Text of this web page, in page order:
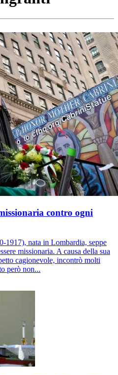
contro ogni
1917), nata in Lombardia, seppe
missionaria. A causa della sua
cagionevole, incontrò molti
però non...